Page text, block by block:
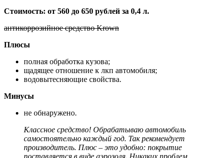
Стоимость: от 560 до 650 рублей за 0,4 л.
антикоррозийное средство Krown
Плюсы
полная обработка кузова;
щадящее отношение к лкп автомобиля;
водовытесняющие свойства.
Минусы
не обнаружено.
Классное средство! Обрабатываю автомобиль
самостоятельно каждый год. Так рекомендует
производитель. Плюс – это удобно: покрытие
поставляется в виде аэрозоля. Никаких проблем